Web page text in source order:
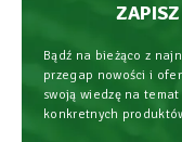
Bądź na bieżąco z
przegap nowości i
swoją wiedzę na
konkretnych